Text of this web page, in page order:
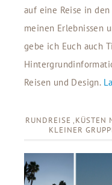
auf eine Reise in
meinen Erlebnissen
gebe ich Euch auch
Reisen und Design.
RUNDREISE ‚KÜSTEN
KLEINER